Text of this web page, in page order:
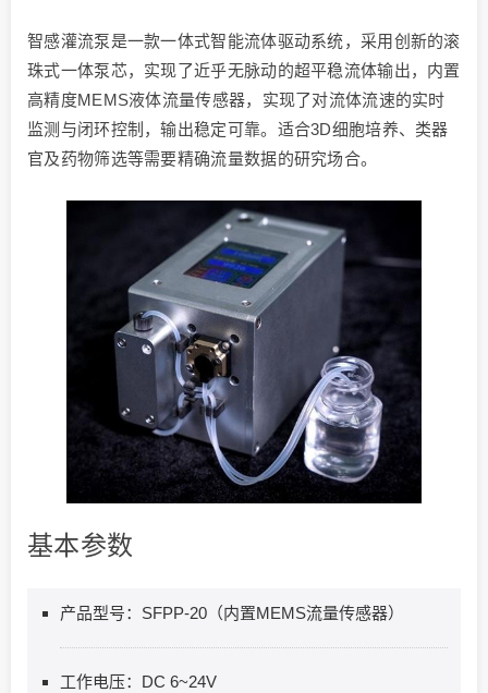
智感灌流泵是一款一体式智能流体驱动系统，采用创新的滚
珠式一体泵芯，实现了近乎无脉动的超平稳流体输出，内置
高精度MEMS液体流量传感器，实现了对流体流速的实时
监测与闭环控制，输出稳定可靠。适合3D细胞培养、类器
官及药物筛选等需要精确流量数据的研究场合。
基本参数
产品型号：SFPP-20（内置MEMS流量传感器）
工作电压：DC 6~24V